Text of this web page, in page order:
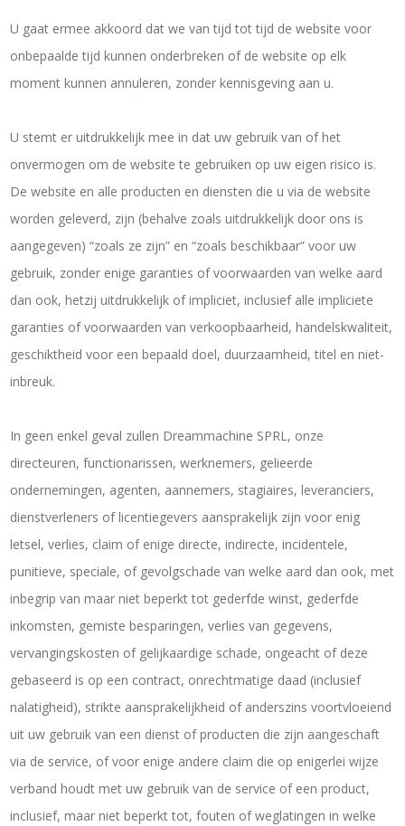
U gaat ermee akkoord dat we van tijd tot tijd de website voor
onbepaalde tijd kunnen onderbreken of de website op elk
moment kunnen annuleren, zonder kennisgeving aan u.
U stemt er uitdrukkelijk mee in dat uw gebruik van of het
onvermogen om de website te gebruiken op uw eigen risico is.
De website en alle producten en diensten die u via de website
worden geleverd, zijn (behalve zoals uitdrukkelijk door ons is
aangegeven) “zoals ze zijn” en “zoals beschikbaar” voor uw
gebruik, zonder enige garanties of voorwaarden van welke aard
dan ook, hetzij uitdrukkelijk of impliciet, inclusief alle impliciete
garanties of voorwaarden van verkoopbaarheid, handelskwaliteit,
geschiktheid voor een bepaald doel, duurzaamheid, titel en niet-
inbreuk.
In geen enkel geval zullen Dreammachine SPRL, onze
directeuren, functionarissen, werknemers, gelieerde
ondernemingen, agenten, aannemers, stagiaires, leveranciers,
dienstverleners of licentiegevers aansprakelijk zijn voor enig
letsel, verlies, claim of enige directe, indirecte, incidentele,
punitieve, speciale, of gevolgschade van welke aard dan ook, met
inbegrip van maar niet beperkt tot gederfde winst, gederfde
inkomsten, gemiste besparingen, verlies van gegevens,
vervangingskosten of gelijkaardige schade, ongeacht of deze
gebaseerd is op een contract, onrechtmatige daad (inclusief
nalatigheid), strikte aansprakelijkheid of anderszins voortvloeiend
uit uw gebruik van een dienst of producten die zijn aangeschaft
via de service, of voor enige andere claim die op enigerlei wijze
verband houdt met uw gebruik van de service of een product,
inclusief, maar niet beperkt tot, fouten of weglatingen in welke